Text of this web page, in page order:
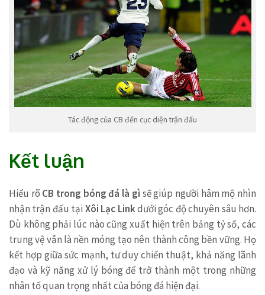
Tác động của CB đến cục diện trận đấu
Kết luận
Hiểu rõ CB trong bóng đá là gì sẽ giúp người hâm mộ nhìn
nhận trận đấu tại Xôi Lạc Linkdưới góc độ chuyên sâu hơn.
Dù không phải lúc nào cũng xuất hiện trên bảng tỷ số, các
trung vệ vẫn là nền móng tạo nên thành công bền vững. Họ
kết hợp giữa sức mạnh, tư duy chiến thuật, khả năng lãnh
đạo và kỹ năng xử lý bóng để trở thành một trong những
nhân tố quan trọng nhất của bóng đá hiện đại.